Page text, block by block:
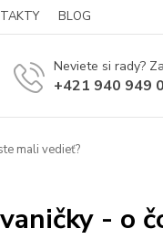
BLOG
Neviete si rady?
+421 940 949
mali vedieť?
- o